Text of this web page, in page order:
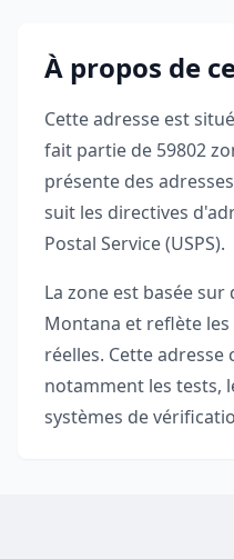
À propos de
Cette adresse est
fait partie de 59802
présente des
suit les directives
Postal Service (USPS).
La zone est basée
Montana et reflète
réelles. Cette adresse
notamment les tests,
systèmes de